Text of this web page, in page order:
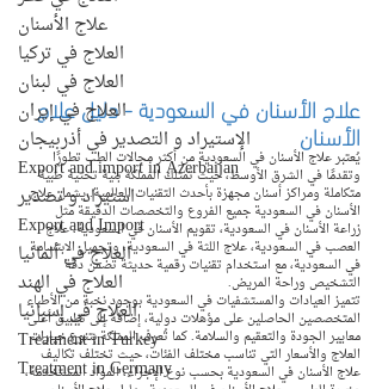
علاج الأسنان
العلاج في تركيا
العلاج في لبنان
العلاج في إيران
الإستيراد و التصدير في أذربيجان
Export and import in Azerbaijan
استيراد و تصدير
Export and Import
العلاج في ألمانيا
العلاج في الهند
العلاج في إسبانيا
Treatment in Turkey
Treatment in Germany
علاج الأسنان في السعودية - دليل علاج
الأسنان
يُعتبر علاج الأسنان في السعودية من أكثر مجالات الطب تطورًا
وتقدمًا في الشرق الأوسط، حيث تمتلك المملكة بنية تحتية طبية
متكاملة ومراكز أسنان مجهزة بأحدث التقنيات العالمية. يشمل علاج
الأسنان في السعودية جميع الفروع والتخصصات الدقيقة مثل
زراعة الأسنان في السعودية، تقويم الأسنان في السعودية، علاج
العصب في السعودية، علاج اللثة في السعودية، وتجميل الابتسامة
في السعودية، مع استخدام تقنيات رقمية حديثة تضمن دقة
التشخيص وراحة المريض.
تتميز العيادات والمستشفيات في السعودية بوجود نخبة من الأطباء
المتخصصين الحاصلين على مؤهلات دولية، إضافة إلى تطبيق أعلى
معايير الجودة والتعقيم والسلامة. كما تُعرف المملكة بتنوع خيارات
العلاج والأسعار التي تناسب مختلف الفئات، حيث تختلف تكاليف
علاج الأسنان في السعودية بحسب نوع الإجراء، المواد المستخدمة،